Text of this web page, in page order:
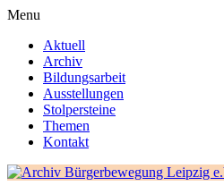
Menu
Aktuell
Archiv
Bildungsarbeit
Ausstellungen
Stolpersteine
Themen
Kontakt